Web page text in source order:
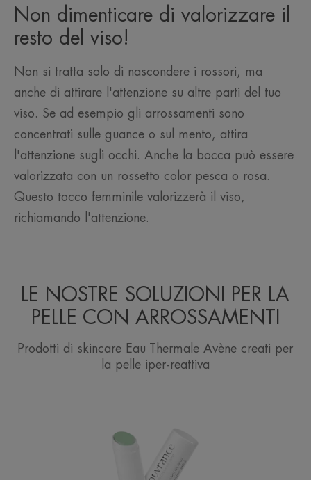
Non dimenticare di valorizzare il
resto del viso!
Non si tratta solo di nascondere i rossori, ma
anche di attirare l'attenzione su altre parti del tuo
viso. Se ad esempio gli arrossamenti sono
concentrati sulle guance o sul mento, attira
l'attenzione sugli occhi. Anche la bocca può essere
valorizzata con un rossetto color pesca o rosa.
Questo tocco femminile valorizzerà il viso,
richiamando l'attenzione.
LE NOSTRE SOLUZIONI PER LA
PELLE CON ARROSSAMENTI
Prodotti di skincare Eau Thermale Avène creati per
la pelle iper-reattiva
Verde